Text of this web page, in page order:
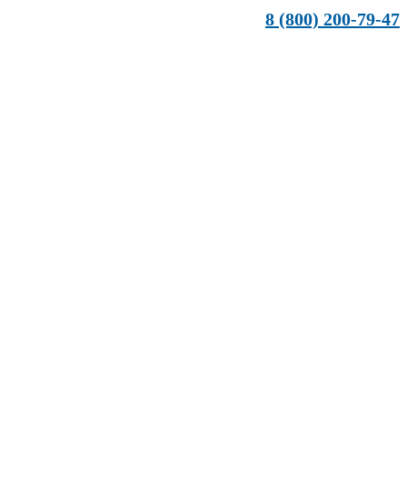
8 (800) 200-79-47